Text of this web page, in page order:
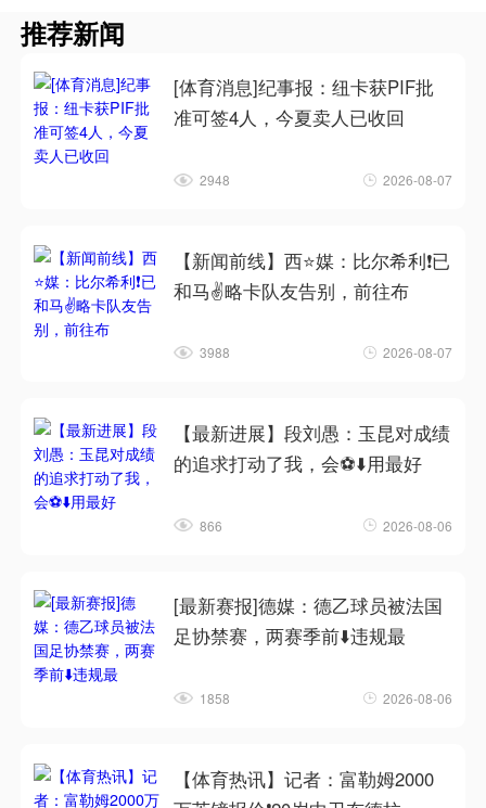
推荐新闻
[体育消息]纪事报：纽卡获PIF批
准可签4人，今夏卖人已收回
2948 2026-08-07
【新闻前线】西⭐媒：比尔希利❗已
和马✌️略卡队友告别，前往布
3988 2026-08-07
【最新进展】段刘愚：玉昆对成绩
的追求打动了我，会⚽⬇️用最好
866 2026-08-06
[最新赛报]德媒：德乙球员被法国
足协禁赛，两赛季前⬇️违规最
1858 2026-08-06
【体育热讯】记者：富勒姆2000